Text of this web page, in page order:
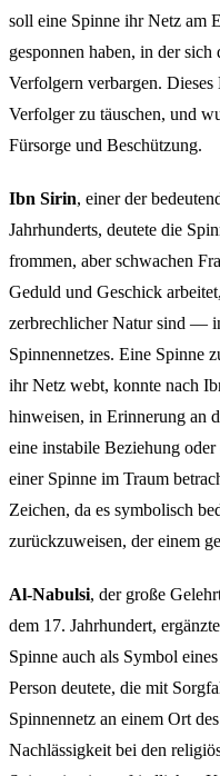
soll eine Spinne ihr Netz am
gesponnen haben, in der
Verfolgern verbargen.
Verfolger zu täuschen, und
Fürsorge und Beschützung.
Ibn Sirin, einer der
Jahrhunderts, deutete die
frommen, aber schwachen
Geduld und Geschick
zerbrechlicher Natur sind —
Spinnennetzes. Eine Spinne
ihr Netz webt, konnte nach
hinweisen, in Erinnerung an
eine instabile Beziehung
einer Spinne im Traum
Zeichen, da es symbolisch
zurückzuweisen, der einem
Al-Nabulsi, der große
dem 17. Jahrhundert,
Spinne auch als Symbol
Person deutete, die mit
Spinnennetz an einem Ort
Nachlässigkeit bei den